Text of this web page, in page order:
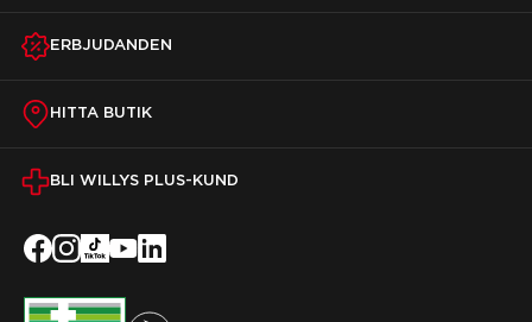
ERBJUDANDEN
HITTA BUTIK
BLI WILLYS PLUS-KUND